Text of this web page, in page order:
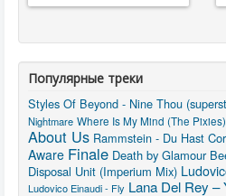
Популярные треки
Styles Of Beyond - Nine Thou
Nightmare Where Is My Mind (The Pixies)
About Us Rammstein - Du Hast
Aware Finale Death by Glamour
Disposal Unit (Imperium Mix)
Ludovico Einaudi - Fly Lana Del Rey –